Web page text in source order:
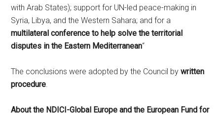
with Arab States); support for UN-led peace-making in
Syria, Libya, and the Western Sahara; and for a
multilateral conference to help solve the territorial
disputes in the Eastern Mediterranean“
The conclusions were adopted by the Council bywritten
procedure
About the NDICI-Global Europe and the European Fund for